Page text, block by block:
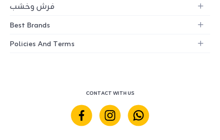
فرش وخشب
Best Brands
Policies And Terms
CONTACT WITH US